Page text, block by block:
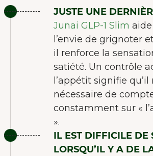
JUSTE UNE
Junai GLP-1 Slim
l’envie de grignoter
il renforce la
satiété. Un contrôle
l’appétit signifie qu’il
nécessaire de
constamment sur «
».
IL EST DIFFICILE DE
LORSQU’IL Y A DE